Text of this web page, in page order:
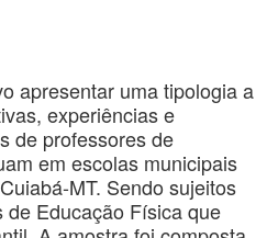
apresentar uma tipologia a
experiências e
de professores de
em escolas municipais
MT. Sendo sujeitos
Educação Física que